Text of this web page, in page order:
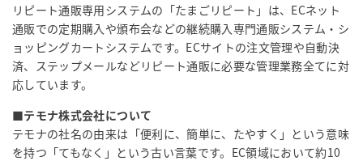
リピート通販専用システムの「たまごリピート」は、ECネット
通販での定期購入や頒布会などの継続購入専門通販システム・シ
ョッピングカートシステムです。ECサイトの注文管理や自動決
済、ステップメールなどリピート通販に必要な管理業務全てに対
応しています。
■テモナ株式会社について
テモナの社名の由来は「便利に、簡単に、たやすく」という意味
を持つ「てもなく」という古い言葉です。EC領域において約10